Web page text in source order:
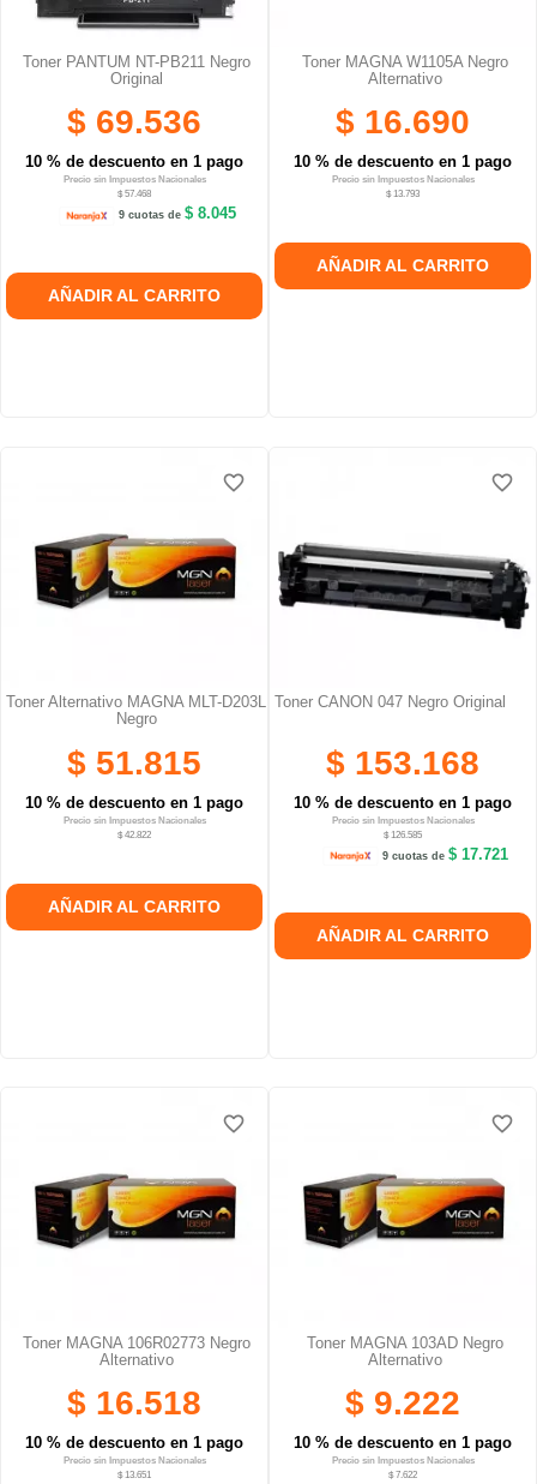
Toner PANTUM NT-PB211 Negro
Original
$ 69.536
10 % de descuento en 1 pago
Precio sin Impuestos Nacionales
$ 57.468
9 cuotas de $ 8.045
AÑADIR AL CARRITO
Toner MAGNA W1105A Negro
Alternativo
$ 16.690
10 % de descuento en 1 pago
Precio sin Impuestos Nacionales
$ 13.793
AÑADIR AL CARRITO
Toner Alternativo MAGNA MLT-D203L
Negro
$ 51.815
10 % de descuento en 1 pago
Precio sin Impuestos Nacionales
$ 42.822
AÑADIR AL CARRITO
favorite_border
favorite_border
favorite_border
Toner CANON 047 Negro Original
$ 153.168
10 % de descuento en 1 pago
Precio sin Impuestos Nacionales
$ 126.585
9 cuotas de$ 17.721
AÑADIR AL CARRITO
favorite_border
favorite_border
favorite_border
Toner MAGNA 106R02773 Negro
Alternativo
$ 16.518
10 % de descuento en 1 pago
Precio sin Impuestos Nacionales
$ 13.651
favorite_border
favorite_border
favorite_border
Toner MAGNA 103AD Negro
Alternativo
$ 9.222
10 % de descuento en 1 pago
Precio sin Impuestos Nacionales
$ 7.622
favorite_border
favorite_border
favorite_border